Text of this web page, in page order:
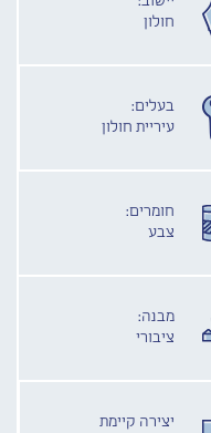
חולון
בעלים:
עיריית חולון
חומרים:
צבע
מבנה:
ציבורי
יצירה קיימת